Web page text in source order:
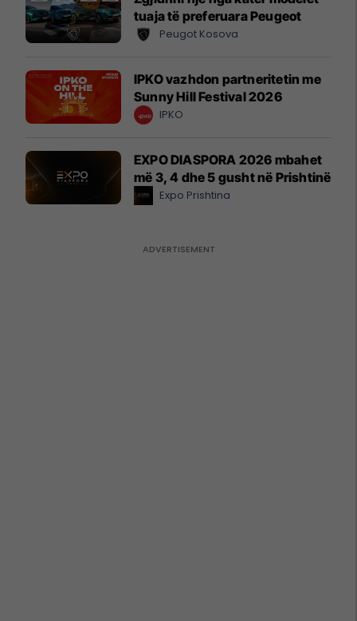
tuaja të preferuara Peugeot
Peugot Kosova
IPKO vazhdon partneritetin me
Sunny Hill Festival 2026
IPKO
EXPO DIASPORA 2026 mbahet
më 3, 4 dhe 5 gusht në Prishtinë
Expo Prishtina